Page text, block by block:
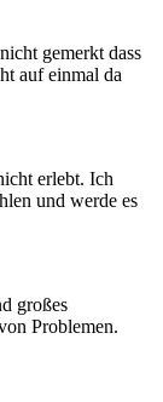
gemerkt dass
auf einmal da
erlebt. Ich
und werde es
großes
Problemen.